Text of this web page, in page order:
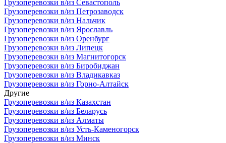
Грузоперевозки в/из Севастополь
Грузоперевозки в/из Петрозаводск
Грузоперевозки в/из Нальчик
Грузоперевозки в/из Ярославль
Грузоперевозки в/из Оренбург
Грузоперевозки в/из Липецк
Грузоперевозки в/из Магнитогорск
Грузоперевозки в/из Биробиджан
Грузоперевозки в/из Владикавказ
Грузоперевозки в/из Горно-Алтайск
Другие
Грузоперевозки в/из Казахстан
Грузоперевозки в/из Беларусь
Грузоперевозки в/из Алматы
Грузоперевозки в/из Усть-Каменогорск
Грузоперевозки в/из Минск